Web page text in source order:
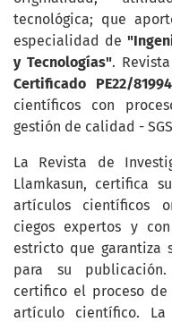
tecnológica; que
especialidad de
y Tecnologías".
Certificado PE22/
científicos con
gestión de calidad -
La Revista de
Llamkasun, certifica
artículos científicos
ciegos expertos y
estricto que garantiza
para su
certifico el proceso
artículo científico.